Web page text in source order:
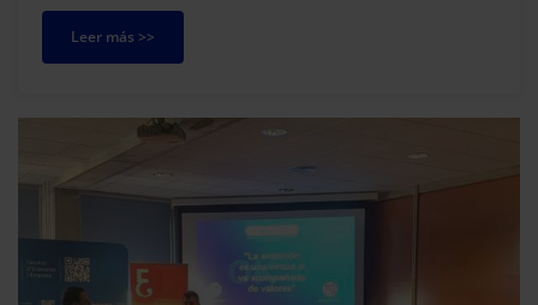
Leer más >>